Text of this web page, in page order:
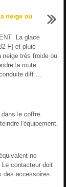
neige ou
La glace
F] et pluie
neige très froide ou
la route
diff ...
le coffre.
l'équipement.
ne
Le contacteur doit
des accessoires